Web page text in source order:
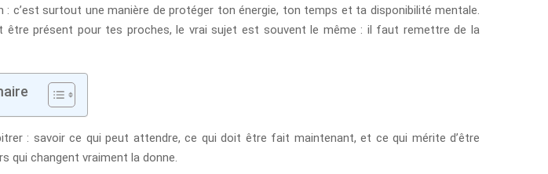
: c’est surtout une manière de protéger ton énergie, ton temps et ta disponibilité mentale.
présent pour tes proches, le vrai sujet est souvent le même : il faut remettre de la
: savoir ce qui peut attendre, ce qui doit être fait maintenant, et ce qui mérite d’être
qui changent vraiment la donne.